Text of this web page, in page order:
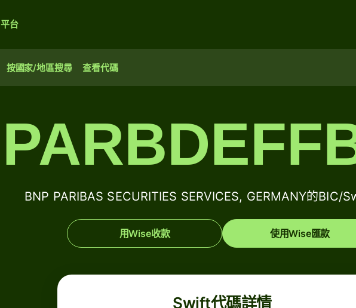
平台
按國家/地區搜尋 查看代碼
BNP PARIBAS SECURITIES SERVICES, GERMANY的BIC/
用Wise收款 使用Wise匯款
Swift代碼詳情